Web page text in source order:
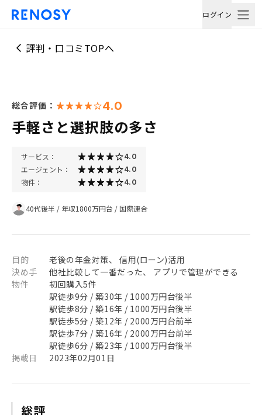
ログイン
評判・口コミTOPへ
総合評価： 4.0
手軽さと選択肢の多さ
サービス： 4.0
エージェント： 4.0
物件： 4.0
40代後半 / 年収1800万円台 / 国際連合
目的
老後の年金対策、 信用(ローン)活用
決め手
他社比較して一番だった、 アプリで管理ができる
物件
初回購入5件
駅徒歩9分 / 築30年 / 1000万円台後半
駅徒歩8分 / 築16年 / 1000万円台後半
駅徒歩5分 / 築12年 / 2000万円台前半
駅徒歩7分 / 築16年 / 2000万円台前半
駅徒歩6分 / 築23年 / 1000万円台後半
掲載日
2023年02月01日
総評